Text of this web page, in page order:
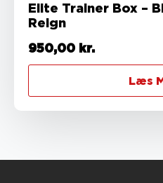
Elite Trainer Box –
Reign
950,00 kr.
Læs